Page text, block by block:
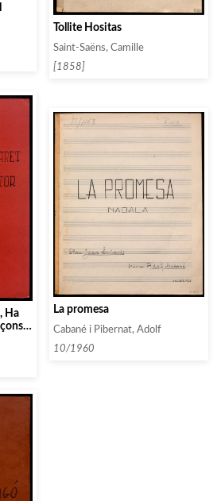
Tollite Hositas
Saint-Saëns, Camille
[1858]
Ha
La promesa
Cabané i Pibernat, Adolf
10/1960